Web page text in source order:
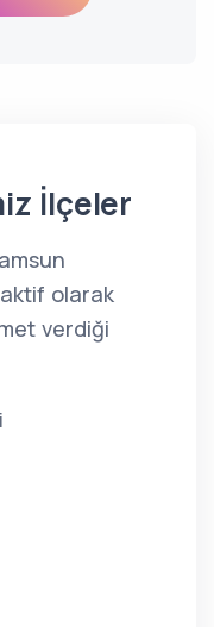
İlçeler
olarak
verdiği